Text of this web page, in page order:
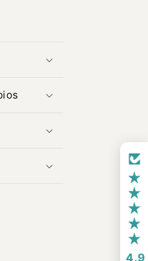
4.9